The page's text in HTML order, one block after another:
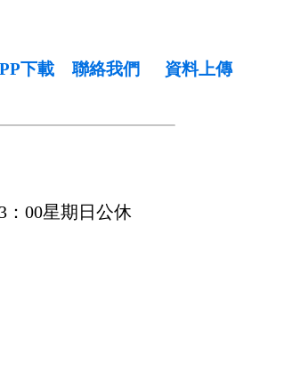
下載 聯絡我們 資料上傳
：00星期日公休